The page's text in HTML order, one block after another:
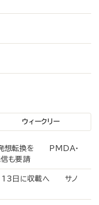
ウィークリー
発想転換を PMDA・
も要請
、13日に収載へ サノ